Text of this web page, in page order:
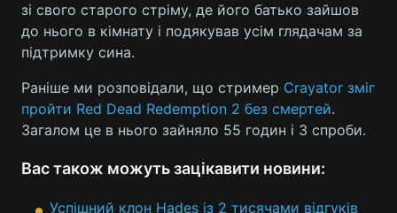
Архів Вакансії
Контакти
Послуги
зі свого старого стріму, де його батько зайшов
до нього в кімнату і подякував усім глядачам за
підтримку сина.
Раніше ми розповідали, що стример Crayator зміг
пройти Red Dead Redemption 2 без смертей.
Загалом це в нього зайняло 55 годин і 3 спроби.
Вас також можуть зацікавити новини:
Успішний клон Hades із 2 тисячами відгуків